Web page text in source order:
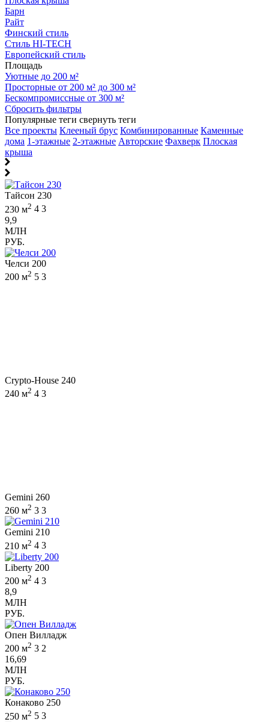
Барн
Райт
Финский стиль
Стиль HI-TECH
Европейский стиль
Площадь
Уютные до 200 м²
Просторные от 200 м² до 300 м²
Бескомпромиссные от 300 м²
Сбросить фильтры
Популярные теги свернуть теги
Все проекты Клееный брус Комбинированные Каменные
дома 1-этажные 2-этажные Авторские Фахверк Плоская
крыша
Тайсон 230
230 м2 4 3
9,9
МЛН
РУБ.
Челси 200
200 м2 5 3
Crypto-House 240
240 м2 4 3
Gemini 260
260 м2 3 3
Gemini 210
210 м2 4 3
Liberty 200
200 м2 4 3
8,9
МЛН
РУБ.
Опен Вилладж
200 м2 3 2
16,69
МЛН
РУБ.
Конаково 250
250 м2 5 3